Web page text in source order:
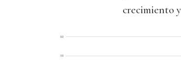
crecimiento